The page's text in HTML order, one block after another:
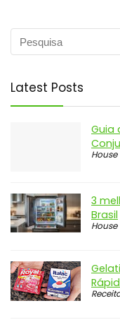
Latest Posts
Guia
House
3
Brasil
House